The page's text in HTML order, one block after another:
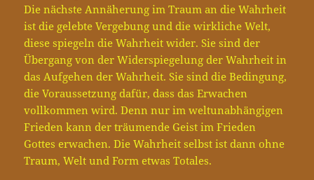
Die nächste Annäherung im Traum an die Wahrheit
ist die gelebte Vergebung und die wirkliche Welt,
diese spiegeln die Wahrheit wider. Sie sind der
Übergang von der Widerspiegelung der Wahrheit in
das Aufgehen der Wahrheit. Sie sind die Bedingung,
die Voraussetzung dafür, dass das Erwachen
vollkommen wird. Denn nur im weltunabhängigen
Frieden kann der träumende Geist im Frieden
Gottes erwachen. Die Wahrheit selbst ist dann ohne
Traum, Welt und Form etwas Totales.